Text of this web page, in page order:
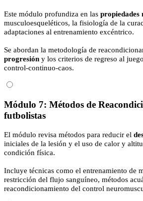
Este módulo profundiza en las propiedades
musculoesqueléticos, la fisiología de la
adaptaciones al entrenamiento excéntrico.
Se abordan la metodología de
progresión y los criterios de regreso al
control-continuo-caos.
Módulo 7: Métodos de
futbolistas
El módulo revisa métodos para reducir el
iniciales de la lesión y el uso de calor y
condición física.
Incluye técnicas como el entrenamiento de
restricción del flujo sanguíneo, métodos
reacondicionamiento del control